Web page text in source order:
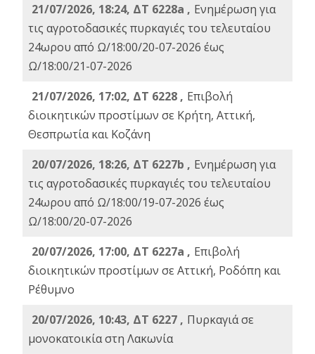
21/07/2026, 18:24, ΔΤ 6228a , Ενημέρωση για
τις αγροτοδασικές πυρκαγιές του τελευταίου
24ωρου από Ω/18:00/20-07-2026 έως
Ω/18:00/21-07-2026
21/07/2026, 17:02, ΔΤ 6228 , Επιβολή
διοικητικών προστίμων σε Κρήτη, Αττική,
Θεσπρωτία και Κοζάνη
20/07/2026, 18:26, ΔΤ 6227b , Ενημέρωση για
τις αγροτοδασικές πυρκαγιές του τελευταίου
24ωρου από Ω/18:00/19-07-2026 έως
Ω/18:00/20-07-2026
20/07/2026, 17:00, ΔΤ 6227a , Επιβολή
διοικητικών προστίμων σε Αττική, Ροδόπη και
Ρέθυμνο
20/07/2026, 10:43, ΔΤ 6227 , Πυρκαγιά σε
μονοκατοικία στη Λακωνία